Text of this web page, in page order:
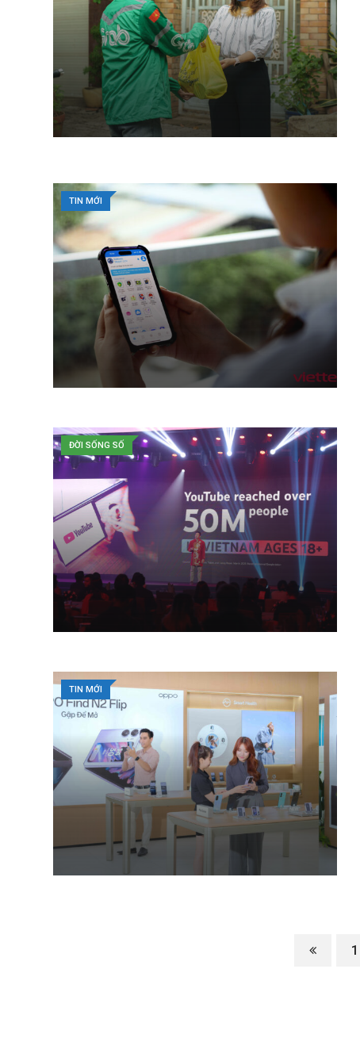
TIN MỚI
ĐỜI SỐNG SỐ
TIN MỚI
1